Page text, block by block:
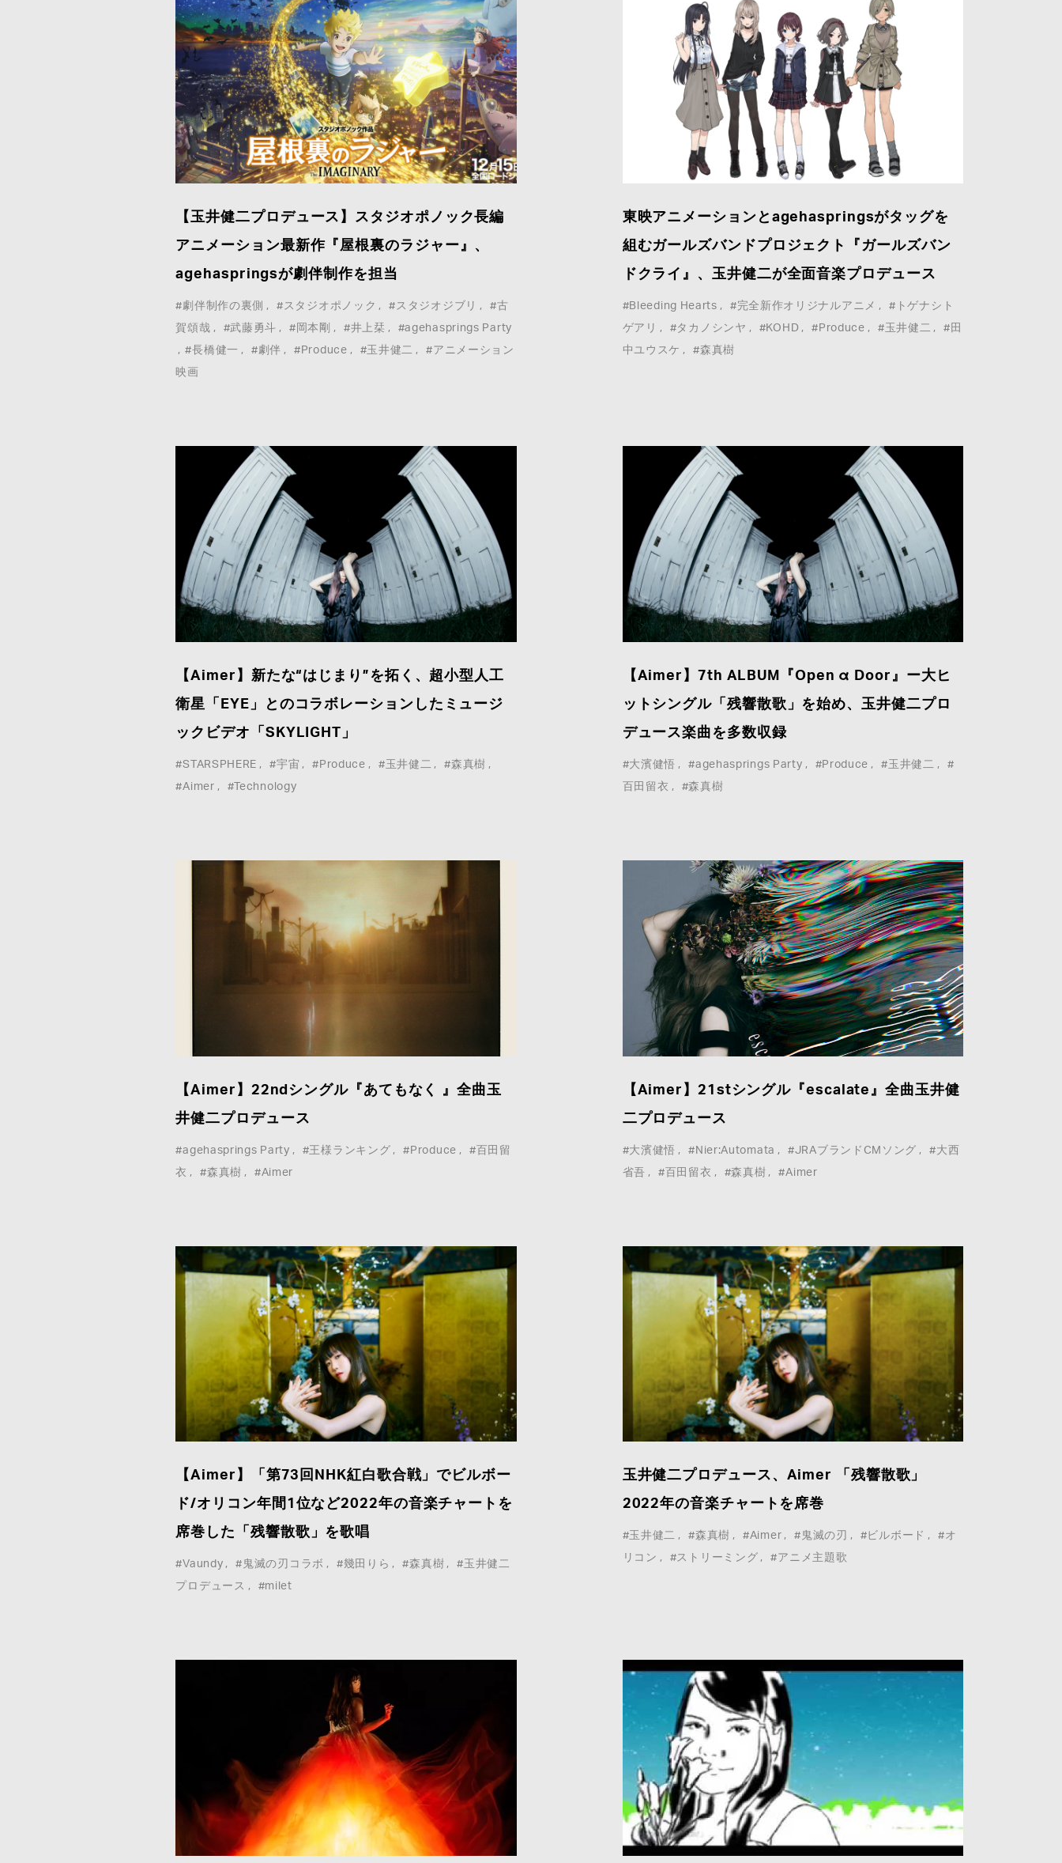
【玉井健二プロデュース】スタジオポノック長編
アニメーション最新作『屋根裏のラジャー』、
agehaspringsが劇伴制作を担当
#劇伴制作の裏側 #スタジオポノック #スタジオジブリ
#古
賀頌哉
#武藤勇斗 #岡本剛 #井上栞
#agehasprings Party
#長橋健一
#劇伴 #Produce #玉井健二
#アニメーション
映画
東映アニメーションとagehaspringsがタッグを
組むガールズバンドプロジェクト『ガールズバン
ドクライ』、玉井健二が全面音楽プロデュース
#Bleeding Hearts #完全新作オリジナルアニメ
#トゲナシト
ゲアリ
#タカノシンヤ #KOHD #Produce #玉井健二
#田
中ユウスケ
#森真樹
【Aimer】新たな“はじまり”を拓く、超小型人工
衛星「EYE」とのコラボレーションしたミュージ
ックビデオ「SKYLIGHT」
#STARSPHERE #宇宙 #Produce #玉井健二
#森真樹
#Aimer
#Technology
【Aimer】7th ALBUM『Open α Door』ー大ヒ
ットシングル「残響散歌」を始め、玉井健二プロ
デュース楽曲を多数収録
#大濱健悟 #agehasprings Party #Produce #玉井健二
#
百田留衣
#森真樹
【Aimer】22ndシングル『あてもなく 』全曲玉
井健二プロデュース
#agehasprings Party #王様ランキング #Produce
#百田留
衣
#森真樹 #Aimer
【Aimer】21stシングル『escalate』全曲玉井健
二プロデュース
#大濱健悟 #Nier:Automata #JRAブランドCMソング
#大西
省吾
#百田留衣 #森真樹 #Aimer
【Aimer】「第73回NHK紅白歌合戦」でビルボー
ド/オリコン年間1位など2022年の音楽チャートを
席巻した「残響散歌」を歌唱
#Vaundy #鬼滅の刃コラボ #幾田りら #森真樹
#玉井健二
プロデュース
#milet
玉井健二プロデュース、Aimer 「残響散歌」
2022年の音楽チャートを席巻
#玉井健二 #森真樹 #Aimer #鬼滅の刃 #ビルボード
#オ
リコン
#ストリーミング #アニメ主題歌
This site is protected by reCAPTCHA and the Google Privacy PolicyandTerms of Serviceapply.
COMPANY
PRIVACY
©agehasprings Holdings